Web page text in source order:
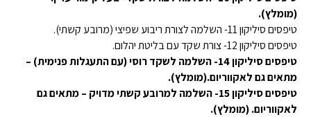
(מומלץ).
טיפסים סיליקון 11- השלמה לצורת ריבוע שפיצי (מרובע קשתי).
טיפסים סיליקון 12- צורת שקד עם בליטת יהלום.
טיפסים סיליקון 14- השלמה לשקד רוסי (עם התעגלות פנימית) –
מתאים גם לאקווריום.(מומלץ).
טיפסים סיליקון 15- השלמה למרובע קשתי מדויק – מתאים גם
לאקווריום. (מומלץ).